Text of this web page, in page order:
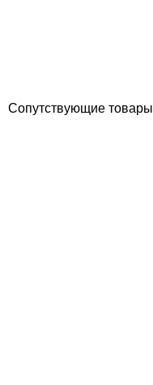
Сопутствующие товары